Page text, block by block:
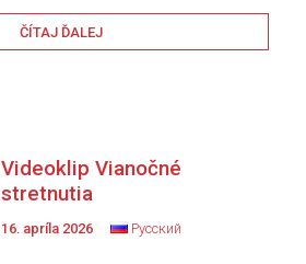
ČÍTAJ ĎALEJ
Videoklip Vianočné
stretnutia
16. apríla 2026 Русский